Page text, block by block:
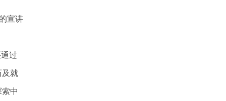
宣讲
过
就
中